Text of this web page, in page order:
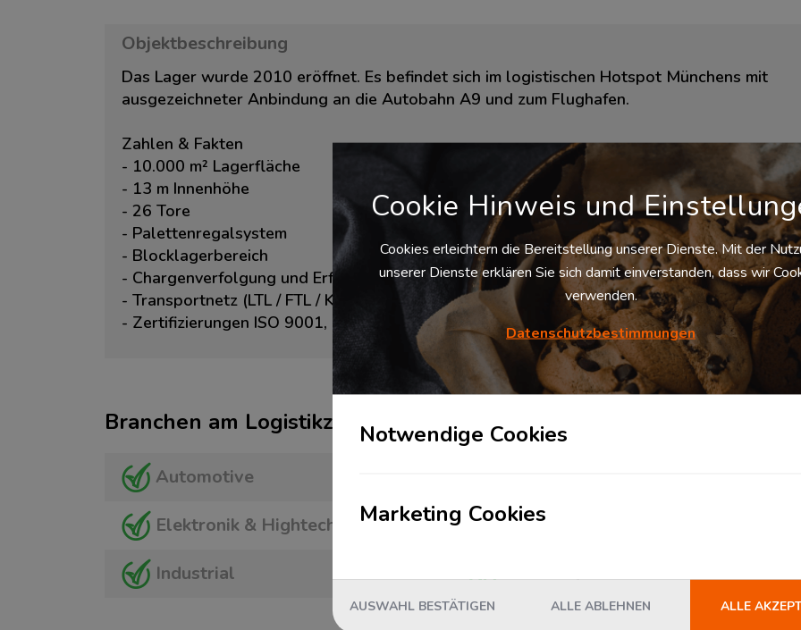
Objektbeschreibung
Das Lager wurde 2010 eröffnet. Es befindet sich im logistischen Hotspot Münchens mit
ausgezeichneter Anbindung an die Autobahn A9 und zum Flughafen.
Zahlen & Fakten
- 10.000 m² Lagerfläche
- 13 m Innenhöhe
- 26 Tore
- Palettenregalsystem
- Blocklagerbereich
- Chargenverfolgung und Erfassung der Seriennummer
- Transportnetz (LTL / FTL / Kurierdienst)
- Zertifizierungen ISO 9001, ISO 14001, ISO 45001, ISO 50001, s.a.f.e. member, AEO
Branchen am Logistikzentrum
Automotive
Elektronik & Hightech
Fashion & Lifestyle
Industrial
Konsumgüterindustrie
Cookie Hinweis und
Cookies erleichtern die Bereitstellung unserer Dienste. Mit der
unserer Dienste erklären Sie sich damit einverstanden, dass wir
verwenden.
Datenschutzbestimmungen
Notwendige Cookies
Marketing Cookies
AUSWAHL BESTÄTIGEN ALLE ABLEHNEN ALLE